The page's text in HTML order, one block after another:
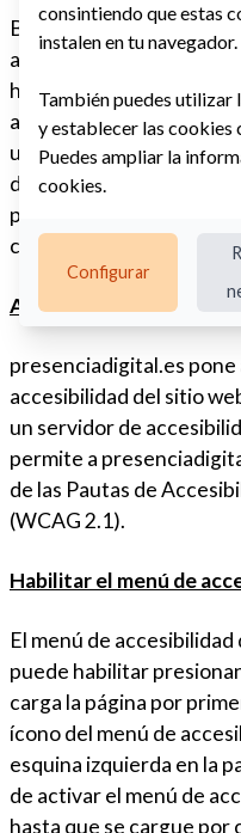
BOROBIL se esfuerza
accesibles para
ha invertido una
ayudar a garantizar que
usar y más accesible
discapacidad, con la
persona tiene derecho a
comodidad e
Accesibilidad en
presenciadigital.es
accesibilidad del sitio
un servidor de
permite a
de las Pautas de
(WCAG 2.1).
Habilitar el menú de
El menú de
puede habilitar
carga la página por
ícono del menú de
esquina izquierda en la
de activar el menú de
hasta que se cargue por
consintiendo que estas
instalen en tu navegador.
También puedes utilizar
y establecer las cookies
Puedes ampliar la
cookies.
Configurar